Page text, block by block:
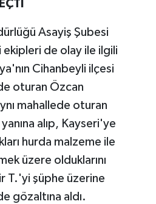
Asayiş Şubesi
de olay ile ilgili
Cihanbeyli ilçesi
oturan Özcan
mahallede oturan
alıp, Kayseri'ye
hurda malzeme ile
üzere olduklarını
T.'yi şüphe üzerine
gözaltına aldı.